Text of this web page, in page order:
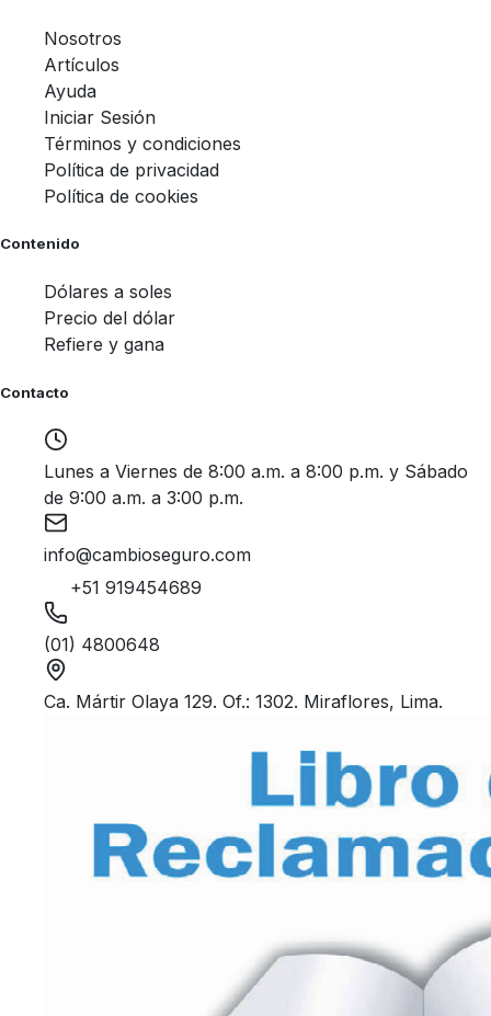
Nosotros
Artículos
Ayuda
Iniciar Sesión
Términos y condiciones
Política de privacidad
Política de cookies
Contenido
Dólares a soles
Precio del dólar
Refiere y gana
Contacto
Lunes a Viernes de 8:00 a.m. a 8:00 p.m. y Sábado
de 9:00 a.m. a 3:00 p.m.
info@cambioseguro.com
+51 919454689
(01) 4800648
Ca. Mártir Olaya 129. Of.: 1302. Miraflores, Lima.